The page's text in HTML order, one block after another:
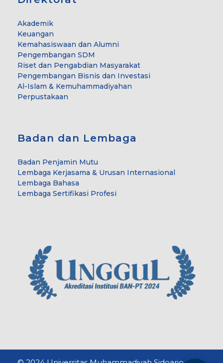
Akademik
Keuangan
Kemahasiswaan dan Alumni
Pengembangan SDM
Riset dan Pengabdian Masyarakat
Pengembangan Bisnis dan Investasi
Al-Islam & Kemuhammadiyahan
Perpustakaan
Badan dan Lembaga
Badan Penjamin Mutu
Lembaga Kerjasama & Urusan Internasional
Lembaga Bahasa
Lembaga Sertifikasi Profesi